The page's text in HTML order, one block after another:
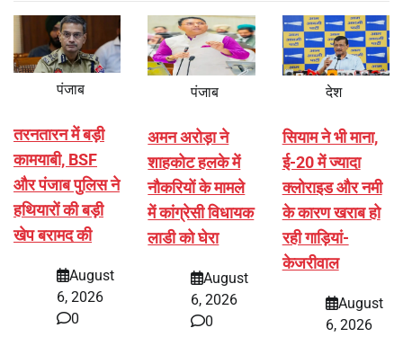
पंजाब
तरनतारन में बड़ी
कामयाबी, BSF
और पंजाब पुलिस ने
हथियारों की बड़ी
खेप बरामद की
August
6, 2026
0
पंजाब
अमन अरोड़ा ने
शाहकोट हलके में
नौकरियों के मामले
में कांग्रेसी विधायक
लाडी को घेरा
August
6, 2026
0
देश
सियाम ने भी माना,
ई-20 में ज्यादा
क्लोराइड और नमी
के कारण खराब हो
रही गाड़ियां-
केजरीवाल
August
6, 2026